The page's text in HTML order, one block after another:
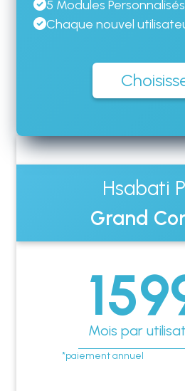
5 Modules Personnalisés
Chaque nouvel
Hsabati
Grand
Mois par
*paiement annuel